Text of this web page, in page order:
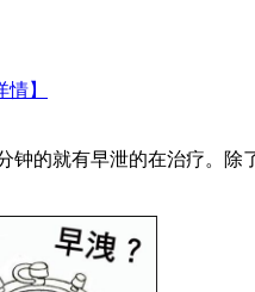
情】
就有早泄的在治疗。除